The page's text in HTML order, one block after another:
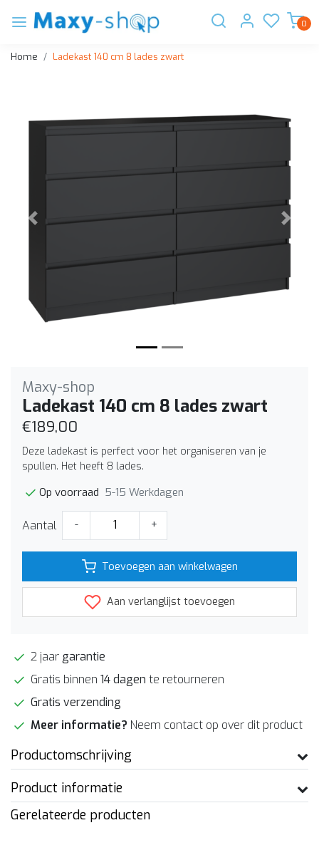
0
Home Ladekast 140 cm 8 lades zwart
Vorige
Maxy-shop
Ladekast 140 cm 8 lades zwart
€189,00
Deze ladekast is perfect voor het organiseren van je
spullen. Het heeft 8 lades.
Op voorraad 5-15 Werkdagen
Aantal - +
Toevoegen aan winkelwagen
Aan verlanglijst toevoegen
2 jaar garantie
Gratis binnen 14 dagen te retourneren
Gratis verzending
Meer informatie? Neem contact op over dit product
Productomschrijving
Product informatie
Gerelateerde producten